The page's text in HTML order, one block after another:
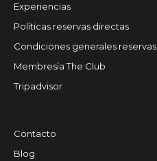
Experiencias
Políticas reservas directas
Condiciones generales reservas
Membresía The Club
Tripadvisor
Contacto
Blog